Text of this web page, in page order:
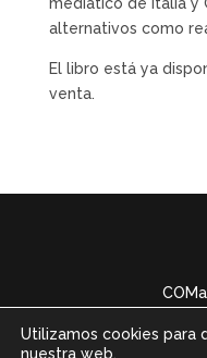
alternativos como
El libro está ya
venta.
Utilizamos cookies para
nuestra web.